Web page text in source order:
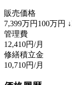
販売価格
7,399万円 100万円
管理費
12,410円/月
修繕積立金
10,710円/月